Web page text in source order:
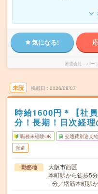
気になる!
派遣会社 パー
未読 掲載日 2026/08/07
時給1600円＊【社
分！長期！日次経理
職種未経験OK 交通費別途支
派遣
勤務地
大阪市西区
本町駅から徒歩5
--分／堺筋本町駅